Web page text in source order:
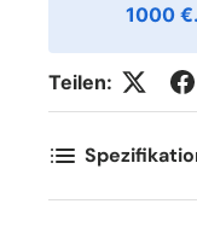
1000 €.
Teilen: